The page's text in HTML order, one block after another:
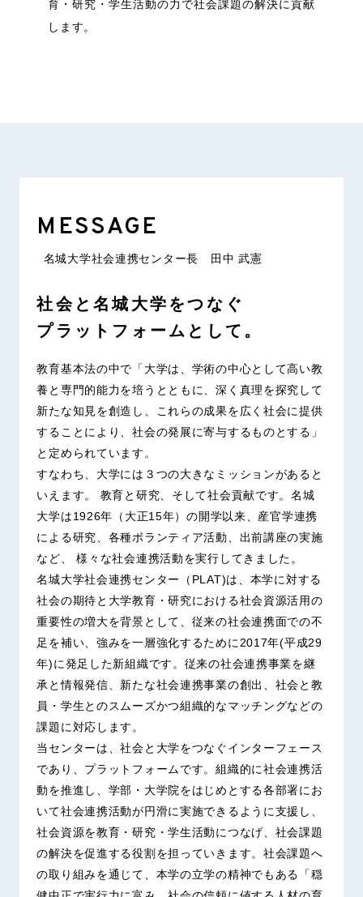
育・研究・学生活動の力で社会課題の解決に貢献
します。
MESSAGE
名城大学社会連携センター長 田中 武憲
社会と名城大学をつなぐ
プラットフォームとして。
教育基本法の中で「大学は、学術の中心として高い教
養と専門的能力を培うとともに、深く真理を探究して
新たな知見を創造し、これらの成果を広く社会に提供
することにより、社会の発展に寄与するものとする」
と定められています。
すなわち、大学には３つの大きなミッションがあると
いえます。 教育と研究、そして社会貢献です。名城
大学は1926年（大正15年）の開学以来、産官学連携
による研究、各種ボランティア活動、出前講座の実施
など、 様々な社会連携活動を実行してきました。
名城大学社会連携センター（PLAT)は、本学に対する
社会の期待と大学教育・研究における社会資源活用の
重要性の増大を背景として、従来の社会連携面での不
足を補い、強みを一層強化するために2017年(平成29
年)に発足した新組織です。従来の社会連携事業を継
承と情報発信、新たな社会連携事業の創出、社会と教
員・学生とのスムーズかつ組織的なマッチングなどの
課題に対応します。
当センターは、社会と大学をつなぐインターフェース
であり、プラットフォームです。組織的に社会連携活
動を推進し、学部・大学院をはじめとする各部署にお
いて社会連携活動が円滑に実施できるように支援し、
社会資源を教育・研究・学生活動につなげ、社会課題
の解決を促進する役割を担っていきます。社会課題へ
の取り組みを通じて、本学の立学の精神でもある「穏